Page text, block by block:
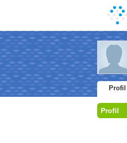
Profil
Profil